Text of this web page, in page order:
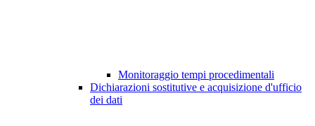
Monitoraggio tempi procedimentali
Dichiarazioni sostitutive e acquisizione d'ufficio
dei dati